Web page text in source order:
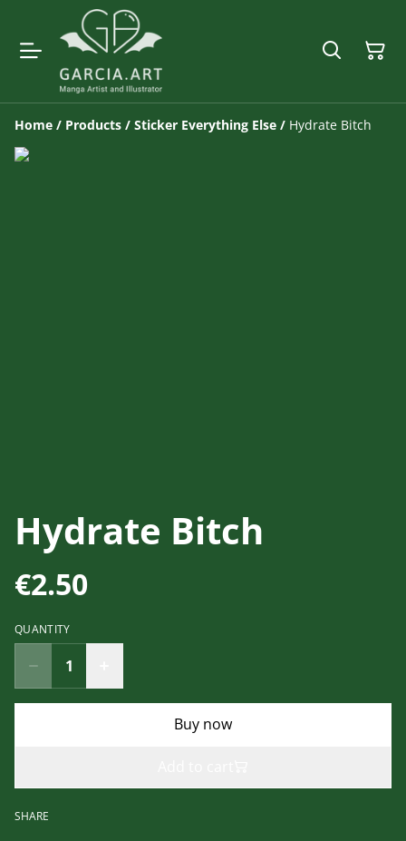
Home / Products / Sticker Everything Else / Hydrate Bitch
Hydrate Bitch
€2.50
QUANTITY
Buy now
SHARE